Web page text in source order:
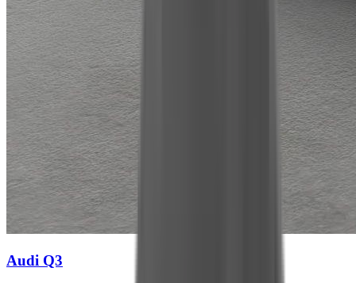
Audi Q3